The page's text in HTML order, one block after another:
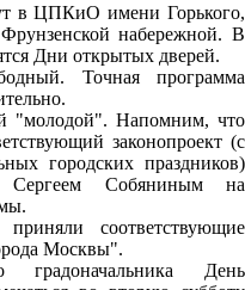
в ЦПКиО имени Горького,
набережной. В
Дни открытых дверей.
Точная программа
"молодой". Напомним, что
законопроект (с
городских праздников)
Собяниным на
соответствующие
Москвы".
День